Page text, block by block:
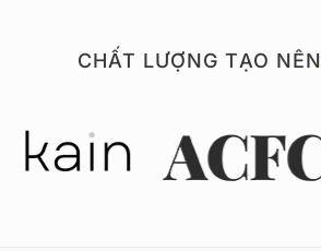
CHẤT LƯỢNG TẠO NÊN